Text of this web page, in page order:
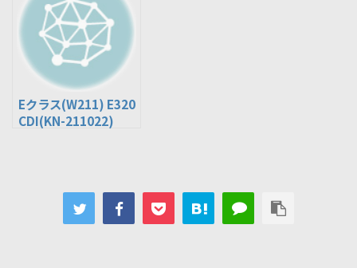
Eクラス(W211) E320
CDI(KN-211022)